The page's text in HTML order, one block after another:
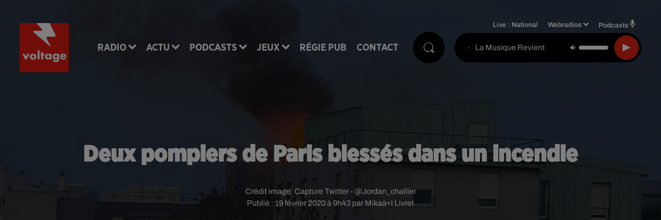
RADIO ACTU PODCASTS JEUX RÉGIE PUB CONTACT
Live : National Webradios Podcasts
- La Musique Revient
Deux pompiers de Paris blessés dans un incendie
Publié : 19 février 2020 à 9h43 par Mikaà«l Livret
Crédit image: Capture Twitter - @Jordan_challier